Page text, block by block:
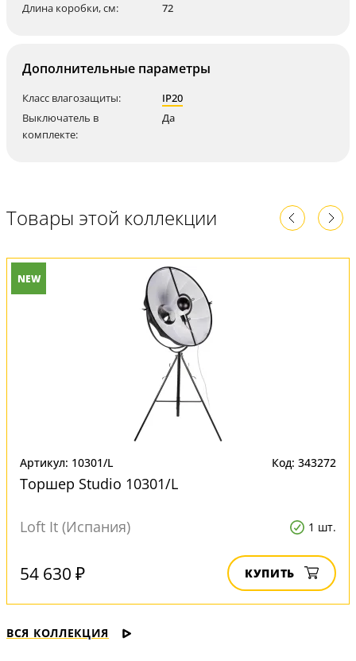
Длина коробки, см:
72
Дополнительные параметры
Класс влагозащиты:
IP20
Выключатель в
комплекте:
Да
Товары этой коллекции
NEW
Артикул: 10301/L Код: 343272
Торшер Studio 10301/L
Loft It (Испания) 1 шт.
54 630 ₽ КУПИТЬ
ВСЯ КОЛЛЕКЦИЯ